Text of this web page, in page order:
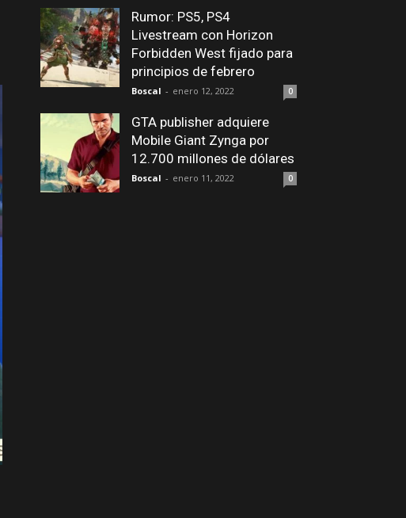
Rumor: PS5, PS4
Livestream con Horizon
Forbidden West fijado para
principios de febrero
Boscal - enero 12, 2022 0
GTA publisher adquiere
Mobile Giant Zynga por
12.700 millones de dólares
Boscal - enero 11, 2022 0